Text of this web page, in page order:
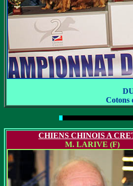
Cotons
CHIENS CHINOIS A
M. LARIVE (F)